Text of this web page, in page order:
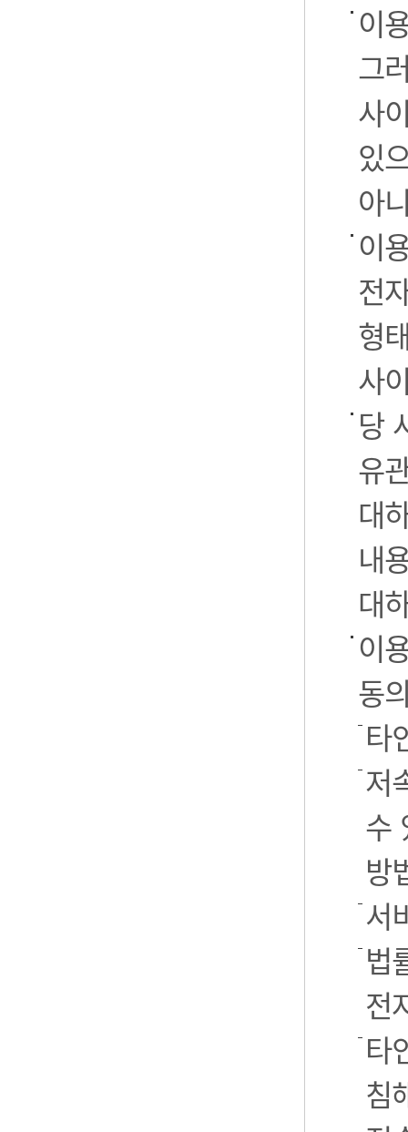
이
그
사
있
아
이
전
형
사
당
유
대
내
대
이
동
타
저
수
방
서
법
전
타
침